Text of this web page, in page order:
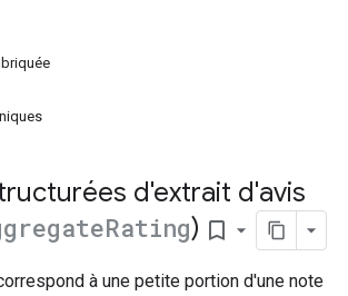
d'extrait d'avis
Rating) bookmark_border
à une petite portion d'une note